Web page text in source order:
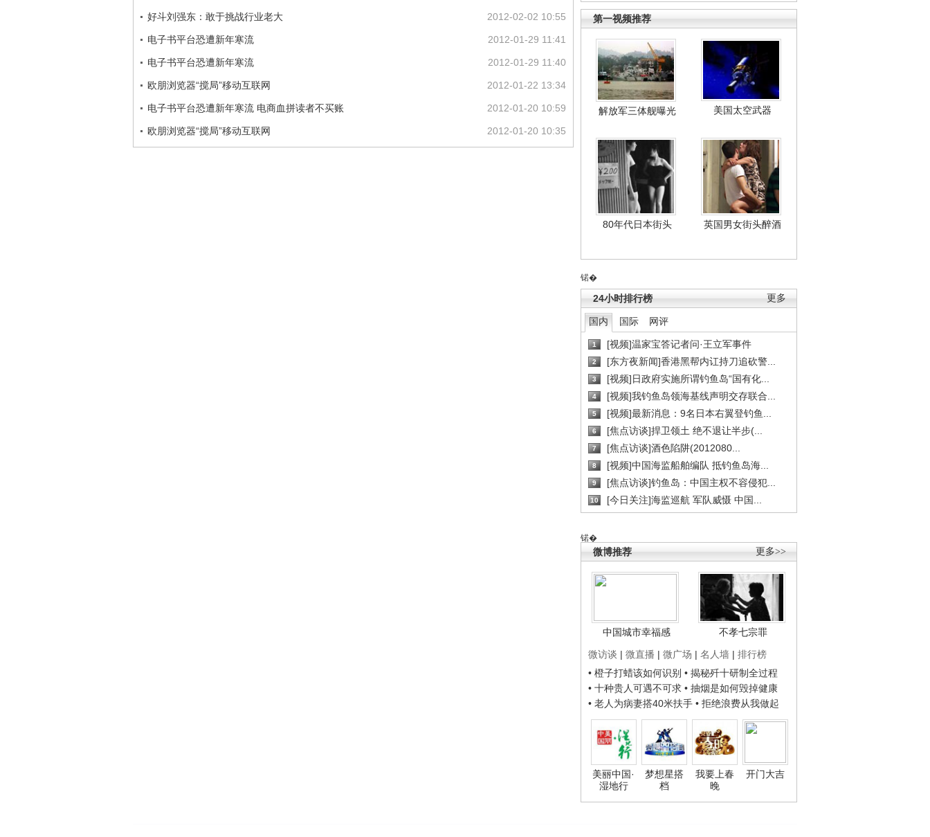
第一视频推荐
解放军三体舰曝光 美国太空武器
80年代日本街头 英国男女街头醉酒
锘�
更多
24小时排行榜
国内 国际 网评
1 [视频]温家宝答记者问·王立军事件
2 [东方夜新闻]香港黑帮内讧持刀追砍警...
3 [视频]日政府实施所谓钓鱼岛“国有化...
4 [视频]我钓鱼岛领海基线声明交存联合...
5 [视频]最新消息：9名日本右翼登钓鱼...
6 [焦点访谈]捍卫领土 绝不退让半步(...
7 [焦点访谈]酒色陷阱(2012080...
8 [视频]中国海监船舶编队 抵钓鱼岛海...
9 [焦点访谈]钓鱼岛：中国主权不容侵犯...
10 [今日关注]海监巡航 军队威慑 中国...
锘�
更多>>
微博推荐
中国城市幸福感
不孝七宗罪
微访谈 | 微直播 | 微广场 | 名人墙 | 排行榜
• 橙子打蜡该如何识别 • 揭秘歼十研制全过程
• 十种贵人可遇不可求 • 抽烟是如何毁掉健康
• 老人为病妻搭40米扶手 • 拒绝浪费从我做起
美丽中国·
湿地行
梦想星搭
档
我要上春
晚
开门大吉
2012-02-02 10:55
好斗刘强东：敢于挑战行业老大
2012-01-29 11:41
电子书平台恐遭新年寒流
2012-01-29 11:40
电子书平台恐遭新年寒流
2012-01-22 13:34
欧朋浏览器“搅局”移动互联网
2012-01-20 10:59
电子书平台恐遭新年寒流 电商血拼读者不买账
2012-01-20 10:35
欧朋浏览器“搅局”移动互联网